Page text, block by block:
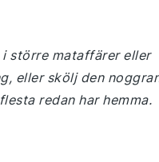
i större mataffärer eller
eller skölj den
redan har hemma.